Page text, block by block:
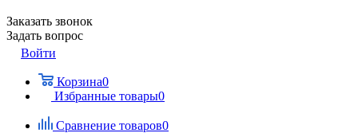
Заказать звонок
Задать вопрос
Войти
Корзина0
Избранные товары0
Сравнение товаров0